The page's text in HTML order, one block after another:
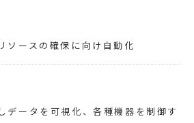
ソースの確保に向け自動化
データを可視化、各種機器を制御す